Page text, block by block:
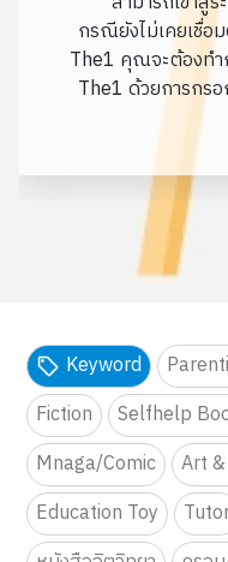
กรณียังไม่เคยเชื่
The1 คุณจะต้องทำ
The1 ด้วยการกร
Keyword
Fiction
Selfhelp
Mnaga/Comic
Art
Education Toy